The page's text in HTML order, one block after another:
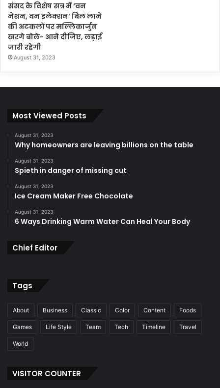
संसद के विशेष सत्र में ‘वन
नेशन, वन इलेक्शन’ बिल लाने
की अटकलों पर मल्लिकार्जुन
खरगे बोले- आने दीजिए, लड़ाई
जारी रहेगी
August 31, 2023
Most Viewed Posts
August 31, 2023
Why homeowners are leaving billions on the table
August 31, 2023
Spieth in danger of missing cut
August 31, 2023
Ice Cream Maker Free Chocolate
August 31, 2023
6 Ways Drinking Warm Water Can Heal Your Body
Chief Editor
Tags
About Business Classic Color Content Foods
Games Life Style Team Tech Timeline Travel
World
VISITOR COUNTER